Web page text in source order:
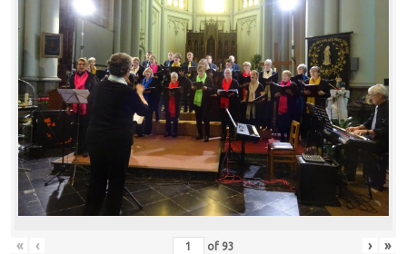
« ‹ of 93 › »